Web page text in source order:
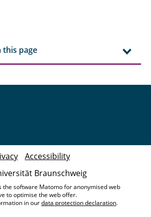
this page
Braunschweig
Accessibility
the software Matomo for anonymised web
to optimise the web offer.
in ourdata protection declaration.